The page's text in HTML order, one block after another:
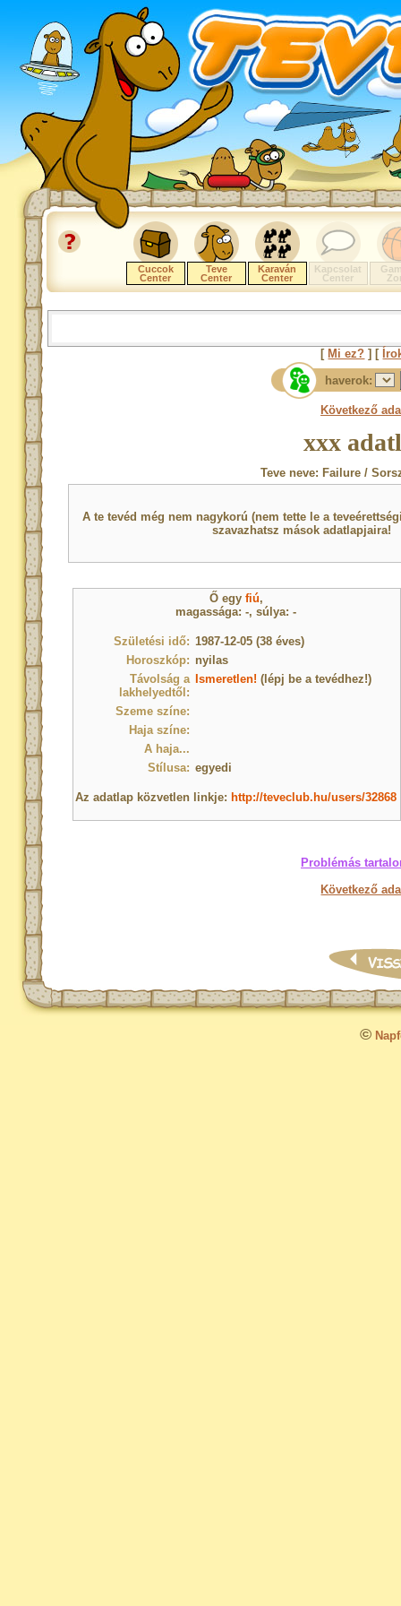
Cuccok
Center
Teve
Center
Karaván
Center
Kapcsolat
Center
[ Mi ez? ] [
haverok:
Következő
xxx
Teve neve: Failure /
A te tevéd még nem nagykorú (nem tette le a
szavazhatsz mások adatlapjaira!
Ő egy fiú,
magassága: -, súlya: -
Születési idő: 1987-12-05 (38 éves)
Horoszkóp: nyilas
Távolság a
lakhelyedtől:
Ismeretlen! (lépj be a tevédhez!)
Szeme színe:
Haja színe:
A haja...
Stílusa: egyedi
Az adatlap közvetlen linkje: http://teveclub.hu/users/32868
Problémás
Következő
©